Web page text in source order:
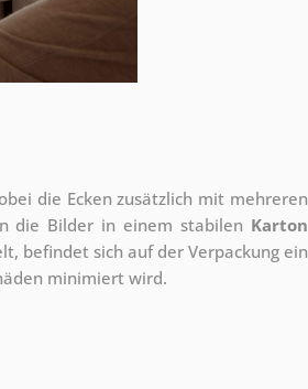
die Ecken zusätzlich mit mehreren
die Bilder in einem stabilen Karton
befindet sich auf der Verpackung ein
minimiert wird.